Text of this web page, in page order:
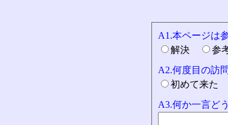
A1.本ページは
解決
参
A2.何度目の訪
初めて
A3.何か一言ど